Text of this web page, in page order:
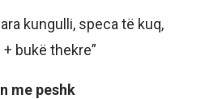
kungulli, speca të kuq,
bukë thekre”
me peshk